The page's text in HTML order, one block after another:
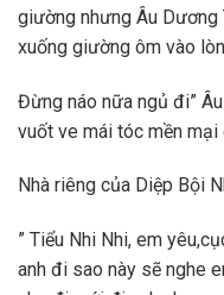
giường nhưng Âu Dương
xuống giường ôm vào
Đừng náo nữa ngủ đi”
vuốt ve mái tóc mền mại
Nhà riêng của Diệp Bội
” Tiểu Nhi Nhi, em
anh đi sao này sẽ nghe